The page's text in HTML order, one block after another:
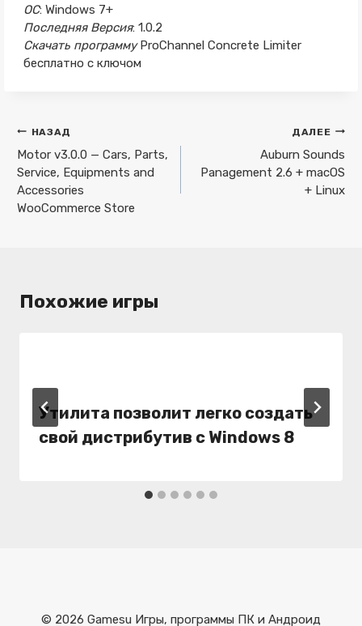
ОС: Windows 7+
Последняя Версия: 1.0.2
Скачать программуProChannel Concrete Limiter
бесплатно с ключом
Навигация
по
записям
НАЗАД
Motor v3.0.0 — Cars, Parts,
Service, Equipments and
Accessories
WooCommerce Store
ДАЛЕЕ
Auburn Sounds
Panagement 2.6 + macOS
+ Linux
Похожие игры
Утилита позволит легко создать
свой дистрибутив с Windows 8
© 2026 Gamesu Игры, программы ПК и Андроид